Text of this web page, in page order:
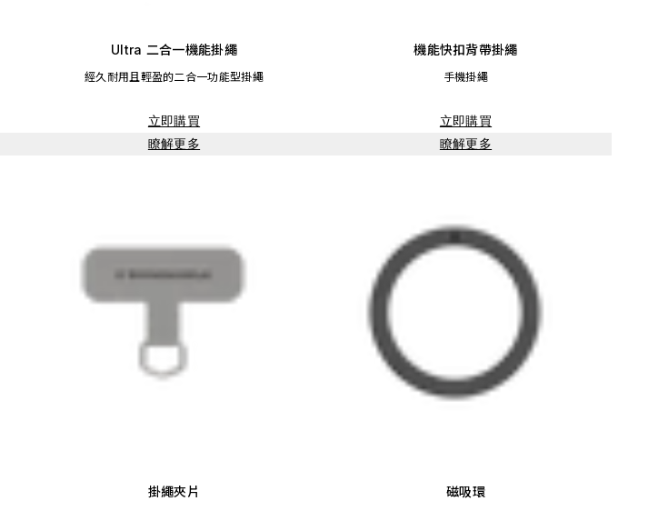
Ultra 二合一機能掛繩
經久耐用且輕盈的二合一功能型掛繩
立即購買
瞭解更多
機能快扣背帶掛繩
手機掛繩
立即購買
瞭解更多
掛繩夾片 磁吸環